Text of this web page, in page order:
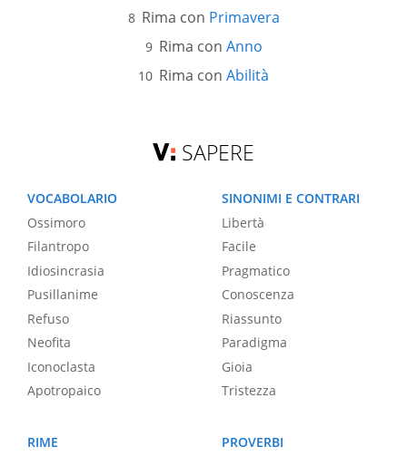
Rima con Primavera
Rima con Anno
Rima con Abilità
SAPERE
VOCABOLARIO
Ossimoro
Filantropo
Idiosincrasia
Pusillanime
Refuso
Neofita
Iconoclasta
Apotropaico
SINONIMI E CONTRARI
Libertà
Facile
Pragmatico
Conoscenza
Riassunto
Paradigma
Gioia
Tristezza
RIME
PROVERBI